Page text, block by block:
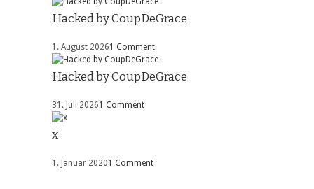
Hacked by CoupDeGrace
1. August 20261 Comment
Hacked by CoupDeGrace
31. Juli 20261 Comment
x
1. Januar 20201 Comment